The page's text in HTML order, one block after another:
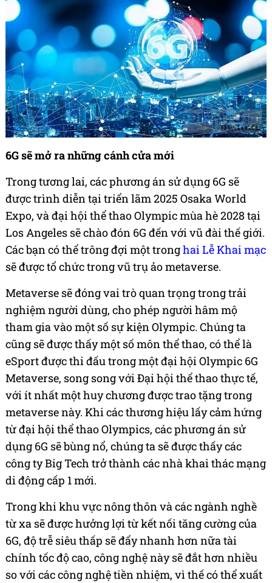
6G sẽ mở ra những cánh cửa mới
Trong tương lai, các phương án sử dụng 6G sẽ
được trình diễn tại triển lãm 2025 Osaka World
Expo, và đại hội thể thao Olympic mùa hè 2028 tại
Los Angeles sẽ chào đón 6G đến với vũ đài thế giới.
Các bạn có thể trông đợi một tronghai Lễ Khai mạc
sẽ được tổ chức trong vũ trụ ảo metaverse.
Metaverse sẽ đóng vai trò quan trọng trong trải
nghiệm người dùng, cho phép người hâm mộ
tham gia vào một số sự kiện Olympic. Chúng ta
cũng sẽ được thấy một số môn thể thao, có thể là
eSport được thi đấu trong một đại hội Olympic 6G
Metaverse, song song với Đại hội thể thao thực tế,
với ít nhất một huy chương được trao tặng trong
metaverse này. Khi các thương hiệu lấy cảm hứng
từ đại hội thể thao Olympics, các phương án sử
dụng 6G sẽ bùng nổ, chúng ta sẽ được thấy các
công ty Big Tech trở thành các nhà khai thác mạng
di động cấp 1 mới.
Trong khi khu vực nông thôn và các ngành nghề
từ xa sẽ được hưởng lợi từ kết nối tăng cường của
6G, độ trễ siêu thấp sẽ đẩy nhanh hơn nữa tài
chính tốc độ cao, công nghệ này sẽ đắt hơn nhiều
so với các công nghệ tiền nhiệm, vì thế có thể xuất